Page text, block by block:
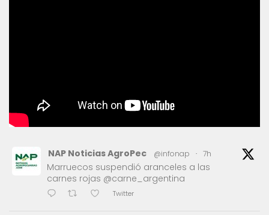
NAP Noticias AgroPec @infonap · 7h
Marruecos suspendió aranceles a las
carnes rojas @carne_argentina
Twitter